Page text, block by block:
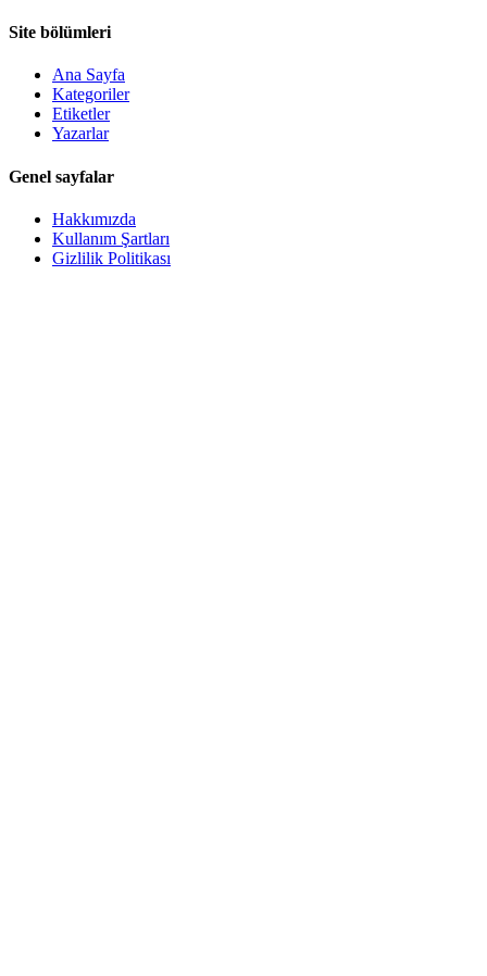
Site bölümleri
Ana Sayfa
Kategoriler
Etiketler
Yazarlar
Genel sayfalar
Hakkımızda
Kullanım Şartları
Gizlilik Politikası